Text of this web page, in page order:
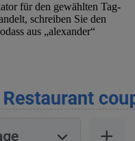
für den gewählten Tag-
schreiben Sie den
aus „alexander“